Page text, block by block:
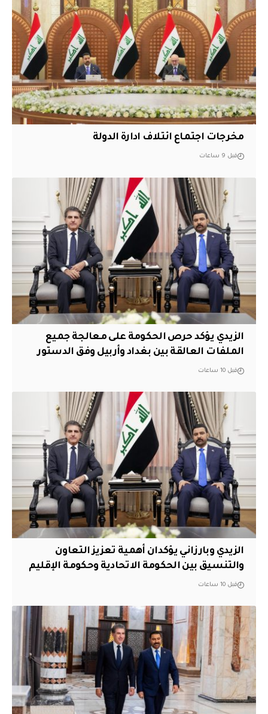
مخرجات اجتماع ائتلاف ادارة الدولة
قبل 9 ساعات
الزيدي يؤكد حرص الحكومة على معالجة جميع
الملفات العالقة بين بغداد وأربيل وفق الدستور
قبل 10 ساعات
الزيدي وبارزاني يؤكدان أهمية تعزيز التعاون
والتنسيق بين الحكومة الاتحادية وحكومة الإقليم
قبل 10 ساعات